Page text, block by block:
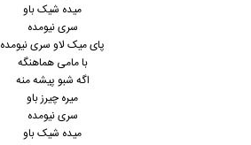
میده شیک باو
سری نیومده
پای میک لاو سری نیومده
با مامی هماهنگه
اگه شبو پیشه منه
میره چیرز باو
سری نیومده
میده شیک باو